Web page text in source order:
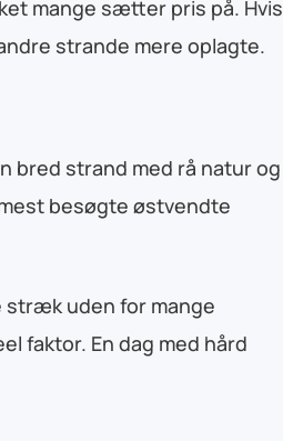
mange sætter pris på. Hvis
strande mere oplagte.
bred strand med rå natur og
besøgte østvendte
stræk uden for mange
faktor. En dag med hård